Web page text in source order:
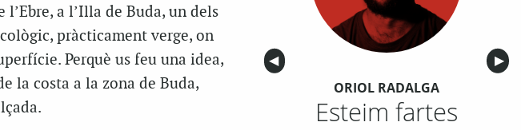
a l’Illa de Buda, un dels
pràcticament verge, on
Perquè us feu una idea,
la costa a la zona de Buda,
Anterior
◀︎ ▶︎
ORIOL RADALGA
Esteim fartes